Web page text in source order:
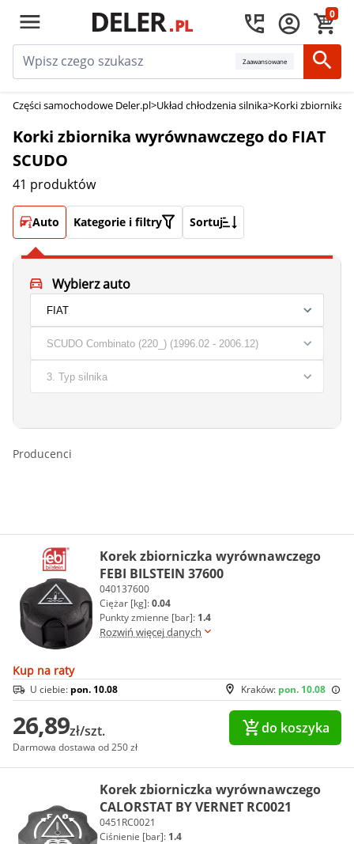
0
Zaawansowane
Części samochodowe Deler.pl>Układ chłodzenia silnika>Korki zbiornika
Korki zbiornika wyrównawczego do FIAT
SCUDO
41 produktów
Auto Kategorie i filtry Sortuj
Wybierz auto
Producenci
Korek zbiorniczka wyrównawczego
FEBI BILSTEIN 37600
040137600
Ciężar [kg]:0.04
Punkty zmienne [bar]: 1.4
Rozwiń więcej danych
Kup na raty
Kraków: pon. 10.08
U ciebie: pon. 10.08
26,89zł/szt.
Darmowa dostawa od 250 zł
do koszyka
Korek zbiorniczka wyrównawczego
CALORSTAT BY VERNET RC0021
0451RC0021
Ciśnienie [bar]: 1.4